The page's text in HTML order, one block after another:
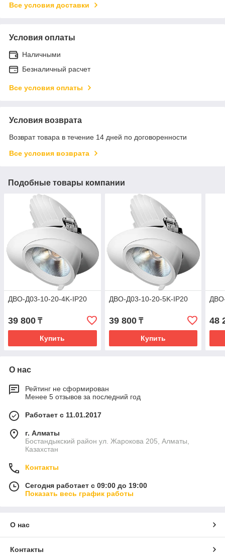
Все условия доставки
Условия оплаты
Наличными
Безналичный расчет
Все условия оплаты
Условия возврата
Возврат товара в течение 14 дней по договоренности
Все условия возврата
Подобные товары компании
ДВО-Д03-10-20-4K-IP20
39 800 ₸
Купить
ДВО-Д03-10-20-5K-IP20
39 800₸
Купить
48
О нас
Рейтинг не сформирован
Менее 5 отзывов за последний год
Работает с 11.01.2017
г. Алматы
Бостандыкский район ул. Жарокова 205, Алматы,
Казахстан
Контакты
Сегодня работает с 09:00 до 19:00
Показать весь график работы
О нас
Контакты